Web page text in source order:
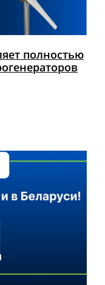
полностью